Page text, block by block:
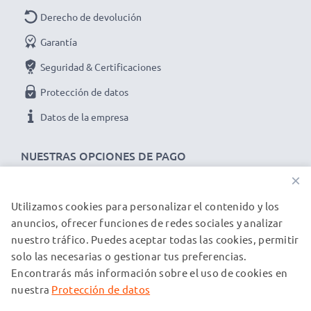
NUESTRAS OPCIONES DE PAGO
Derecho de devolución
Garantía
Seguridad & Certificaciones
Protección de datos
Datos de la empresa
NUESTROS PARTNERS DE ENVÍO
© subtel.es 2026
Todos los precios incluyen IVA y excluyen los costos de envío.
Tenga en cuenta que todas las marcas registradas que
×
Utilizamos cookies para personalizar el contenido y los
anuncios, ofrecer funciones de redes sociales y analizar
nuestro tráfico. Puedes aceptar todas las cookies, permitir
solo las necesarias o gestionar tus preferencias.
Encontrarás más información sobre el uso de cookies en
nuestra Protección de datos